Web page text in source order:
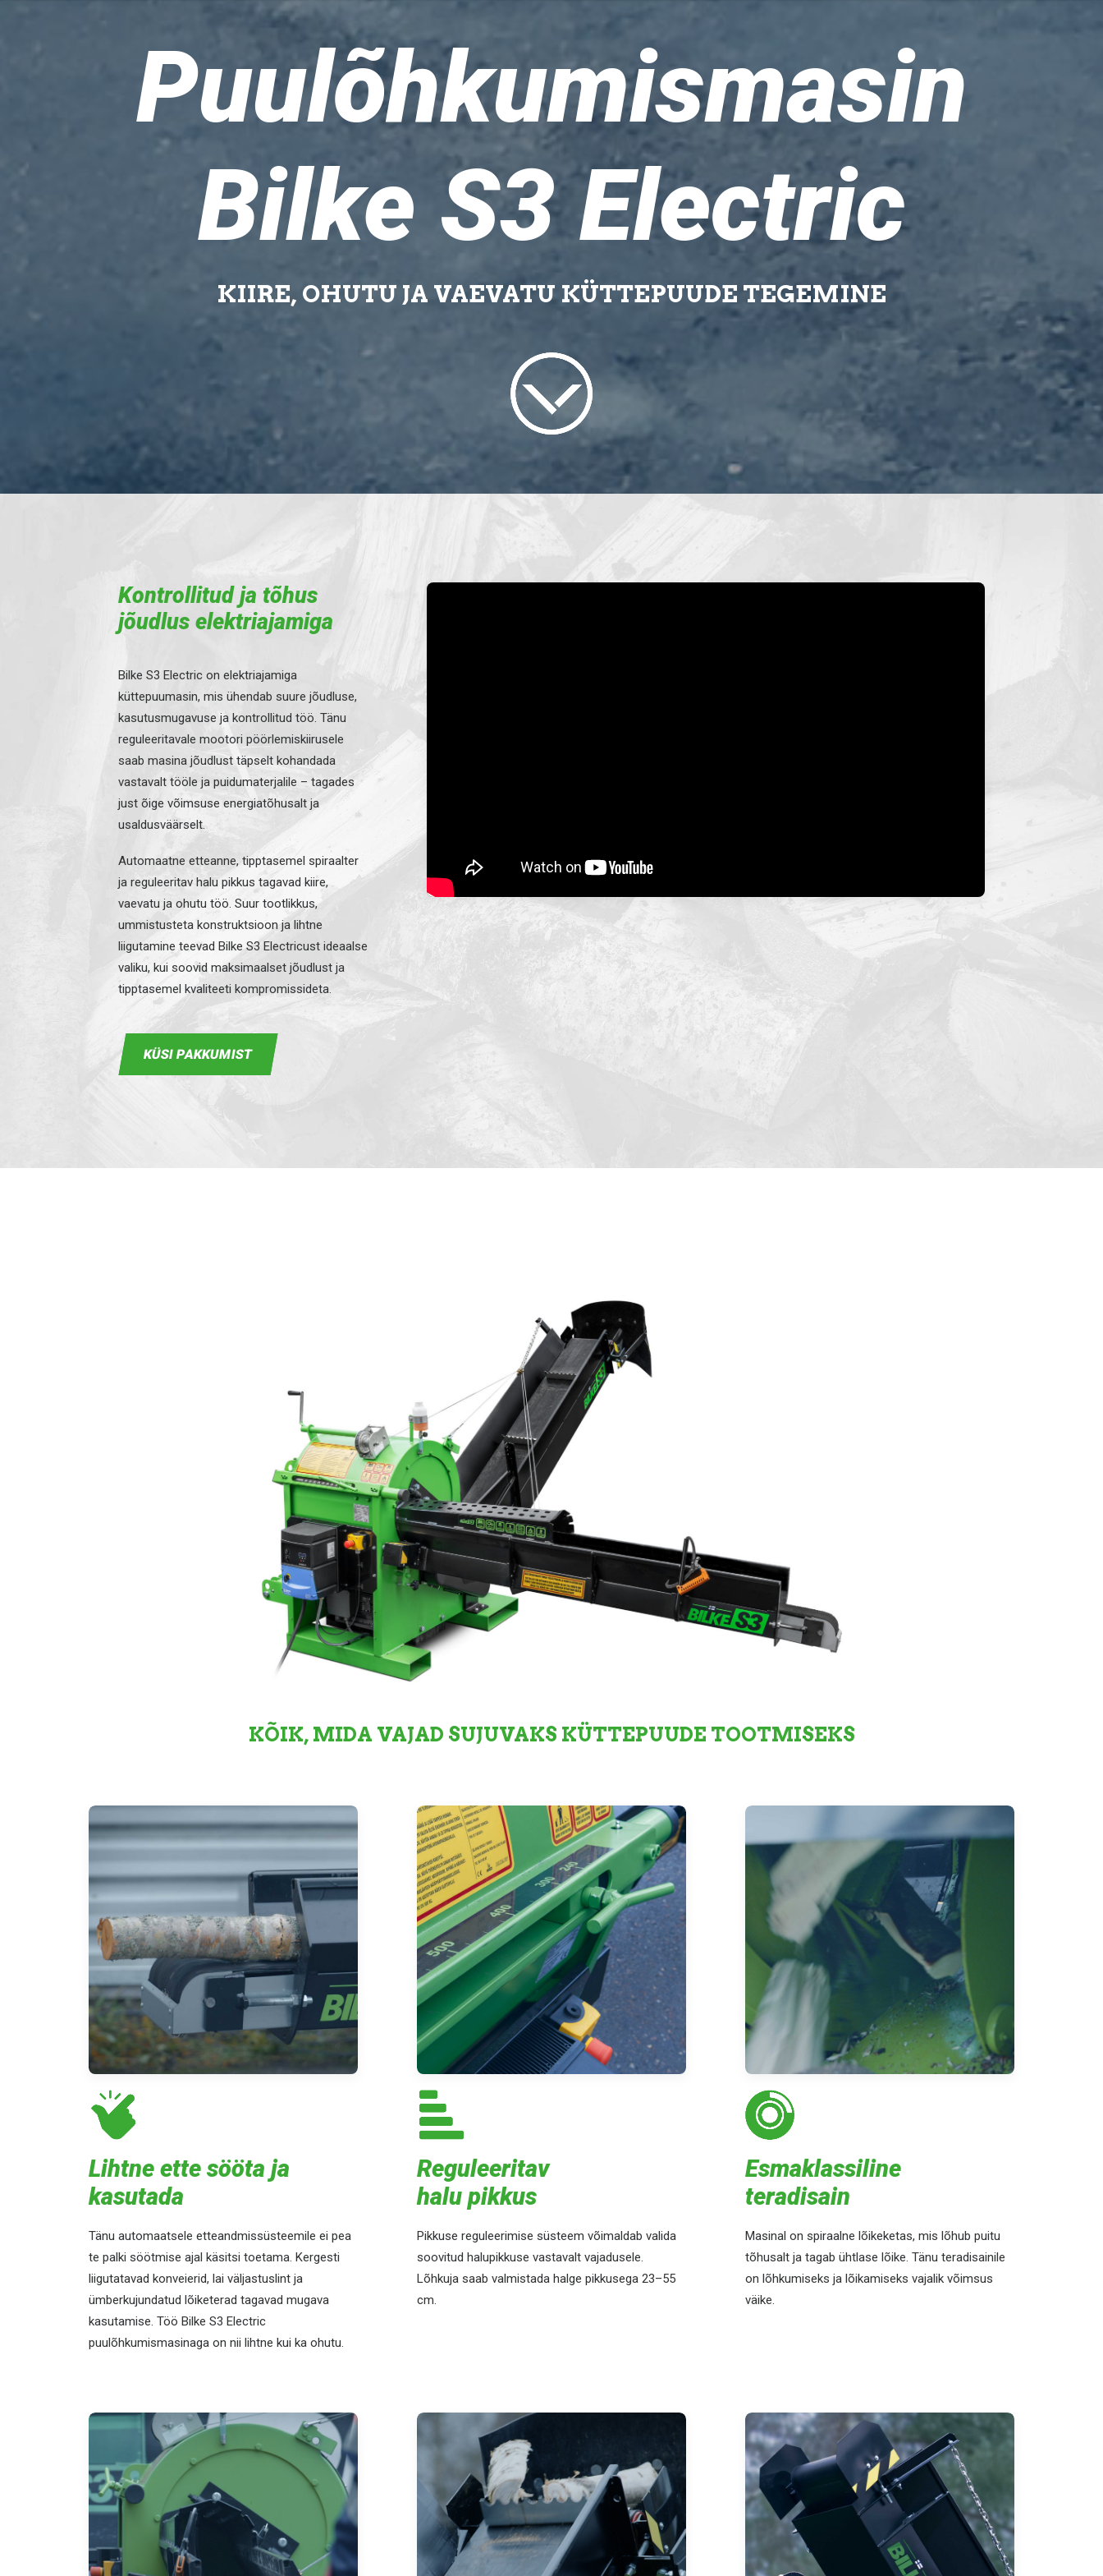
Puulõhkumismasin
Bilke S3 Electric
KIIRE, OHUTU JA VAEVATU KÜTTEPUUDE TEGEMINE
Kontrollitud ja tõhus
jõudlus elektriajamiga
Bilke S3 Electric on elektriajamiga
küttepuumasin, mis ühendab suure jõudluse,
kasutusmugavuse ja kontrollitud töö. Tänu
reguleeritavale mootori pöörlemiskiirusele
saab masina jõudlust täpselt kohandada
vastavalt tööle ja puidumaterjalile – tagades
just õige võimsuse energiatõhusalt ja
usaldusväärselt.
Automaatne etteanne, tipptasemel spiraalter
ja reguleeritav halu pikkus tagavad kiire,
vaevatu ja ohutu töö. Suur tootlikkus,
ummistusteta konstruktsioon ja lihtne
liigutamine teevad Bilke S3 Electricust ideaalse
valiku, kui soovid maksimaalset jõudlust ja
tipptasemel kvaliteeti kompromissideta.
KÜSI PAKKUMIST
KÕIK, MIDA VAJAD SUJUVAKS KÜTTEPUUDE TOOTMISEKS
Lihtne ette sööta ja
kasutada
Tänu automaatsele etteandmissüsteemile ei pea
te palki söötmise ajal käsitsi toetama. Kergesti
liigutatavad konveierid, lai väljastuslint ja
ümberkujundatud lõiketerad tagavad mugava
kasutamise. Töö Bilke S3 Electric
puulõhkumismasinaga on nii lihtne kui ka ohutu.
Reguleeritav
halu pikkus
Pikkuse reguleerimise süsteem võimaldab valida
soovitud halupikkuse vastavalt vajadusele.
Lõhkuja saab valmistada halge pikkusega 23–55
cm.
Esmaklassiline
teradisain
Masinal on spiraalne lõikeketas, mis lõhub puitu
tõhusalt ja tagab ühtlase lõike. Tänu teradisainile
on lõhkumiseks ja lõikamiseks vajalik võimsus
väike.